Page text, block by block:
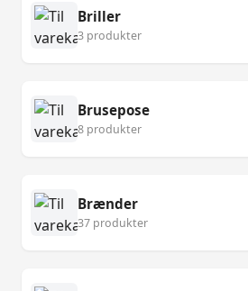
Briller
3 produkter
Brusepose
8 produkter
Brænder
37 produkter